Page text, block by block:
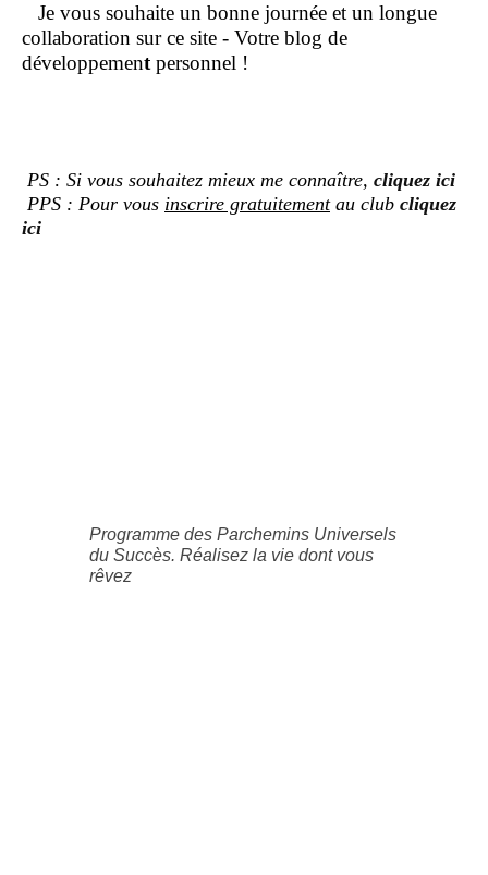
Je vous souhaite un bonne journée et un longue
collaboration sur ce site - Votre blog de
développement personnel !
PS : Si vous souhaitez mieux me connaître, cliquez ici
PPS : Pour vous inscrire gratuitementau club cliquez
ici
Programme des Parchemins Universels
du Succès. Réalisez la vie dont vous
rêvez